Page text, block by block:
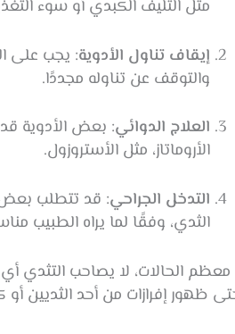
مثل التليف الكبدي أو سوء
إيقاف تناول الأدوية: يجب على
والتوقف عن تناوله مجددًا.
العلاج الدوائي: بعض الأدوية
الأروماتاز، مثل الأستروزول.
التدخل الجراحي: قد تتطلب بعض
الثدي، وفقًا لما يراه الطبيب
الحالات، لا يصاحب التثدي
ظهور إفرازات من أحد الثديين